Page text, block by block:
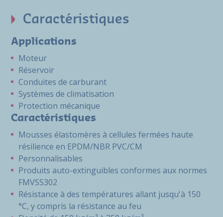
Caractéristiques
Applications
Moteur
Réservoir
Conduites de carburant
Systèmes de climatisation
Protection mécanique
Caractéristiques
Mousses élastomères à cellules fermées haute
résilience en EPDM/NBR PVC/CM
Personnalisables
Produits auto-extinguibles conformes aux normes
FMVSS302
Résistance à des températures allant jusqu'à 150
°C, y compris la résistance au feu